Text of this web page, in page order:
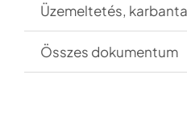
Üzemeltetés,
Összes dokumentum